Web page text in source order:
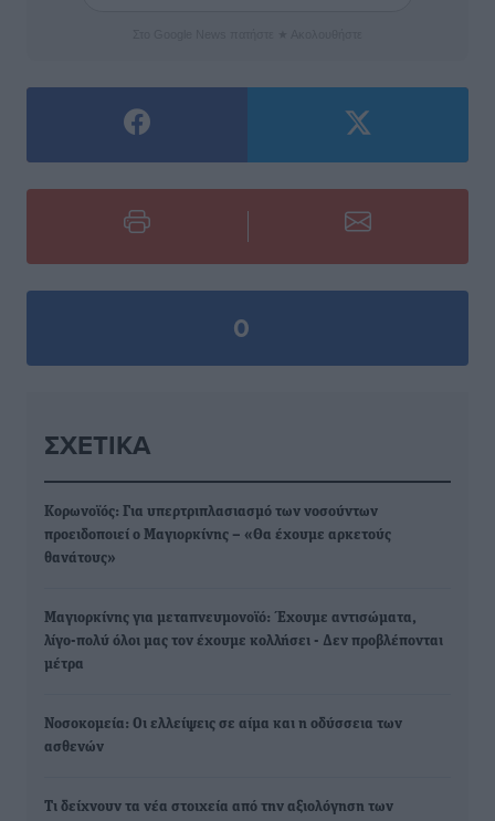
0
ΣΧΕΤΙΚΆ
Κορωνοϊός: Για υπερτριπλασιασμό των νοσούντων
προειδοποιεί ο Μαγιορκίνης – «Θα έχουμε αρκετούς
θανάτους»
Μαγιορκίνης για μεταπνευμονοϊό: Έχουμε αντισώματα,
λίγο-πολύ όλοι μας τον έχουμε κολλήσει - Δεν προβλέπονται
μέτρα
Νοσοκομεία: Οι ελλείψεις σε αίμα και η οδύσσεια των
ασθενών
Τι δείχνουν τα νέα στοιχεία από την αξιολόγηση των